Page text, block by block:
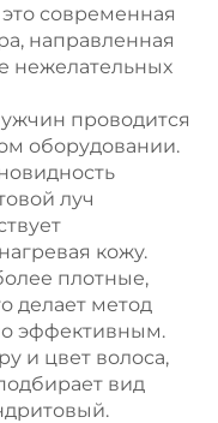
современная
направленная
нежелательных
проводится
оборудовании.
луч
кожу.
плотные,
делает метод
эффективным.
и цвет волоса,
вид